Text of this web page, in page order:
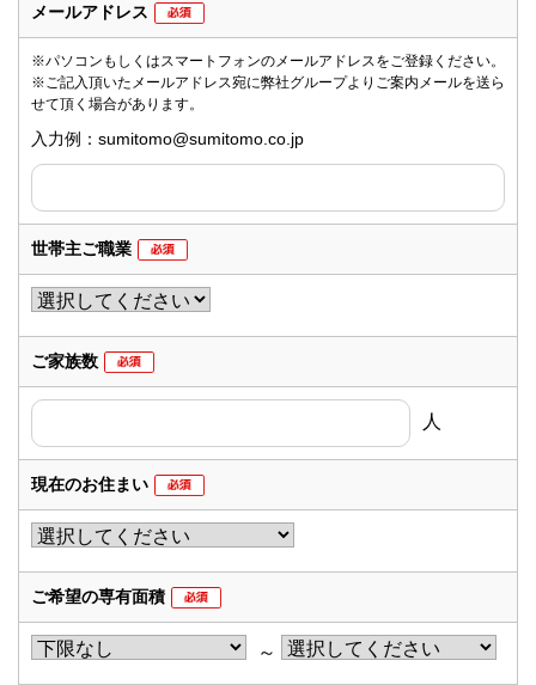
メールアドレス
※パソコンもしくはスマートフォンのメールアドレスをご登録ください。
※ご記入頂いたメールアドレス宛に弊社グループよりご案内メールを送ら
せて頂く場合があります。
入力例：sumitomo@sumitomo.co.jp
世帯主ご職業
ご家族数
人
現在のお住まい
ご希望の専有面積
～